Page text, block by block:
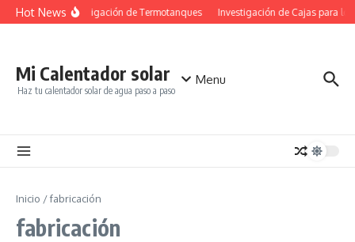
Saltar al contenido
Hot NewsInvestigación de Termotanques Investigación de Cajas para
Mi Calentador solar
Haz tu calentador solar de agua paso a paso
Menu
Inicio /fabricación
fabricación